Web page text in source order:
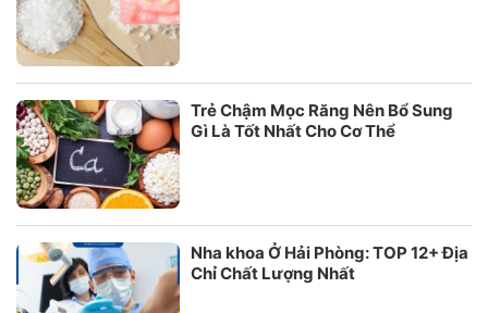
Trẻ Chậm Mọc Răng Nên Bổ Sung
Gì Là Tốt Nhất Cho Cơ Thể
Nha khoa Ở Hải Phòng: TOP 12+ Địa
Chỉ Chất Lượng Nhất